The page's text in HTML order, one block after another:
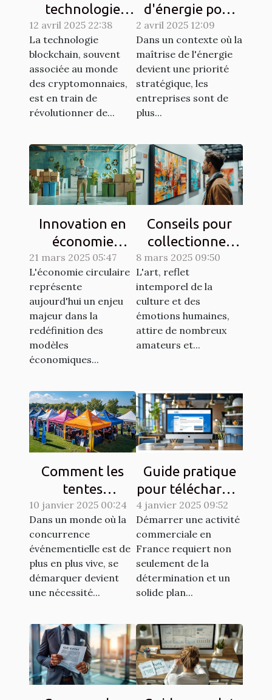
technologie
blockchain
transforme le
secteur bancaire
12 avril 2025 22:38
La technologie
blockchain, souvent
associée au monde
des cryptomonnaies,
est en train de
révolutionner de...
d'énergie pour
les entreprises
analyse des
méthodes
efficaces
2 avril 2025 12:09
Dans un contexte où la
maîtrise de l'énergie
devient une priorité
stratégique, les
entreprises sont de
plus...
Innovation en
économie
circulaire des
start-ups qui
redéfinissent le
marché
21 mars 2025 05:47
L'économie circulaire
représente
aujourd'hui un enjeu
majeur dans la
redéfinition des
modèles
économiques...
Conseils pour
collectionner
des œuvres d'art
uniques
8 mars 2025 09:50
L'art, reflet
intemporel de la
culture et des
émotions humaines,
attire de nombreux
amateurs et...
Comment les
tentes
publicitaires
peuvent booster
la visibilité lors
d'événements
10 janvier 2025 00:24
Dans un monde où la
concurrence
événementielle est de
plus en plus vive, se
démarquer devient
une nécessité...
Guide pratique
pour télécharger
un extrait KBIS
facilement
4 janvier 2025 09:52
Démarrer une activité
commerciale en
France requiert non
seulement de la
détermination et un
solide plan...